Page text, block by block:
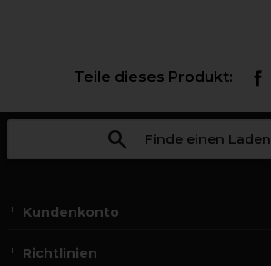
Teile dieses Produkt:
Finde einen Laden
Kundenkonto
Richtlinien